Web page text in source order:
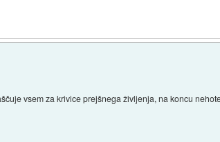
vsem za krivice prejšnega življenja, na koncu